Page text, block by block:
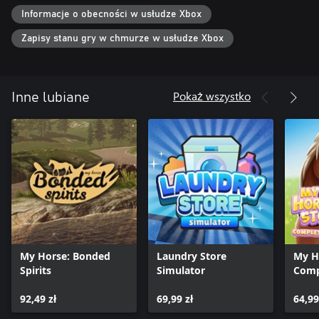
klientów i ich opinię, kupuj nowe nieruchomości w pobliżu i
powiększaj swój biznes!
Informacje o obecności w usłudze Xbox
Zapisy stanu gry w chmurze w usłudze Xbox
Inne lubiane Pokaż wszystko
My Horse: Bonded
Spirits
92,49 zł
Laundry Store
Simulator
69,99 zł
My